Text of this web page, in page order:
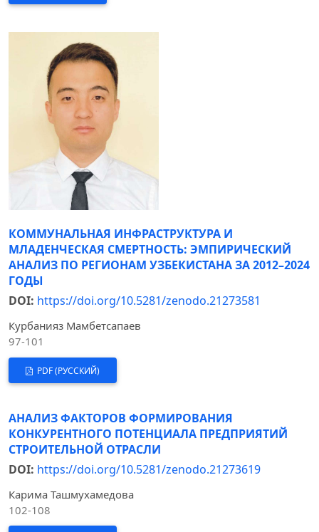
КОММУНАЛЬНАЯ ИНФРАСТРУКТУРА И
МЛАДЕНЧЕСКАЯ СМЕРТНОСТЬ: ЭМПИРИЧЕСКИЙ
АНАЛИЗ ПО РЕГИОНАМ УЗБЕКИСТАНА ЗА 2012–2024
ГОДЫ
DOI: https://doi.org/10.5281/zenodo.21273581
Курбанияз Мамбетсапаев
97-101
PDF (РУССКИЙ)
АНАЛИЗ ФАКТОРОВ ФОРМИРОВАНИЯ
КОНКУРЕНТНОГО ПОТЕНЦИАЛА ПРЕДПРИЯТИЙ
СТРОИТЕЛЬНОЙ ОТРАСЛИ
DOI: https://doi.org/10.5281/zenodo.21273619
Карима Ташмухамедова
102-108